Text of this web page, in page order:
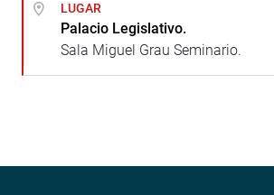
LUGAR
Palacio Legislativo.
Sala Miguel Grau Seminario.